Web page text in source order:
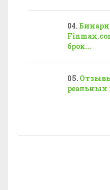
брок...
реальных